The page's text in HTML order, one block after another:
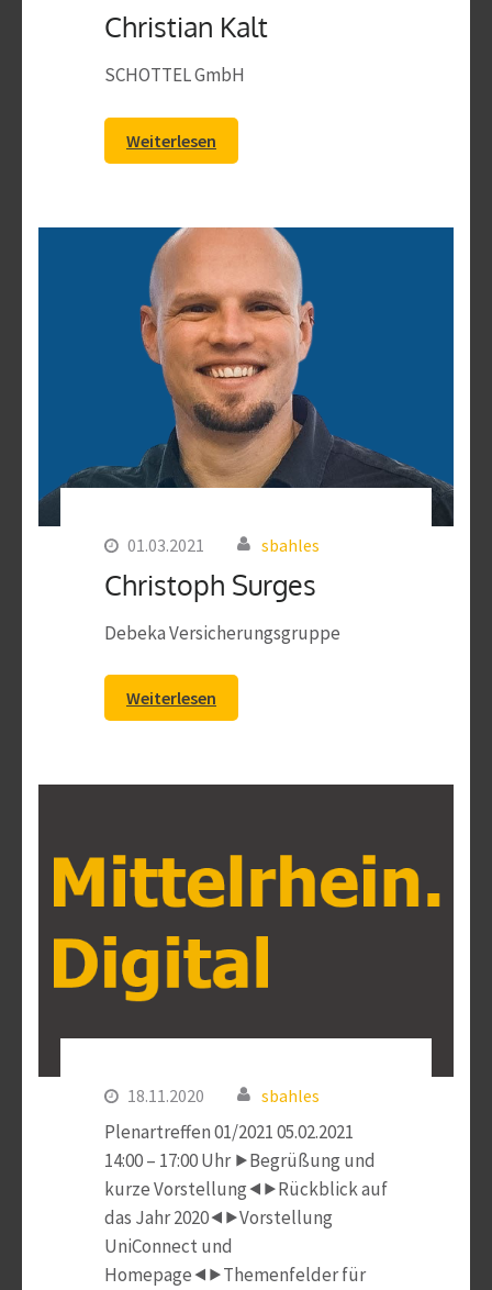
Christian Kalt
SCHOTTEL GmbH
Weiterlesen
01.03.2021 sbahles
Christoph Surges
Debeka Versicherungsgruppe
Weiterlesen
18.11.2020 sbahles
Plenartreffen 01/2021 05.02.2021
14:00 – 17:00 Uhr ⯈Begrüßung und
kurze Vorstellung⯇⯈Rückblick auf
das Jahr 2020⯇⯈Vorstellung
UniConnect und
Homepage⯇⯈Themenfelder für